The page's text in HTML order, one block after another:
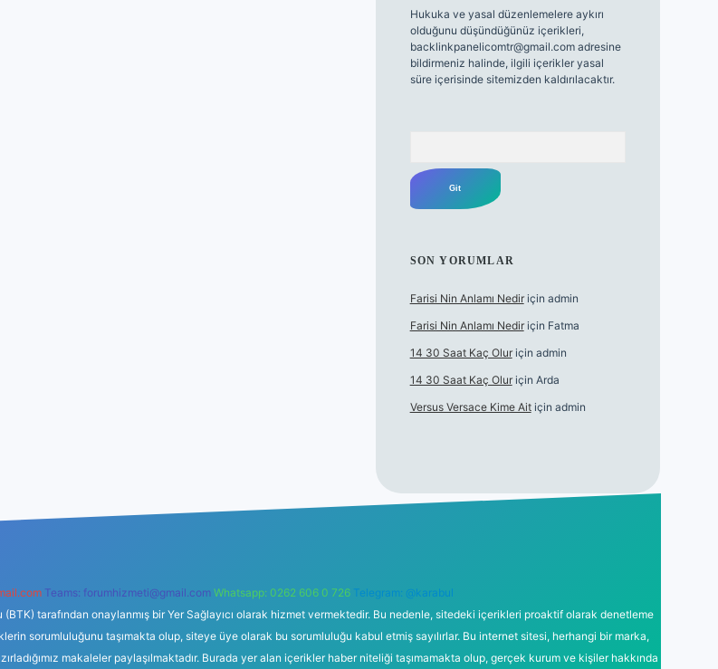
Hukuka ve yasal düzenlemelere aykırı
olduğunu düşündüğünüz içerikleri,
backlinkpanelicomtr@gmail.comadresine
bildirmeniz halinde, ilgili içerikler yasal
süre içerisinde sitemizden kaldırılacaktır.
SON YORUMLAR
Farisi Nin Anlamı Nediriçin admin
Farisi Nin Anlamı Nediriçin Fatma
14 30 Saat Kaç Oluriçin admin
14 30 Saat Kaç Oluriçin Arda
Versus Versace Kime Aitiçin admin
Teams: forumhizmeti@gmail.com Whatsapp: 0262 606 0 726 Telegram: @karabul
tarafından onaylanmış bir Yer Sağlayıcı olarak hizmet vermektedir. Bu nedenle, sitedeki içerikleri proaktif olarak denetleme
sorumluluğunu taşımakta olup, siteye üye olarak bu sorumluluğu kabul etmiş sayılırlar. Bu internet sitesi, herhangi bir marka,
makaleler paylaşılmaktadır. Burada yer alan içerikler haber niteliği taşımamakta olup, gerçek kurum ve kişiler hakkında